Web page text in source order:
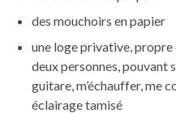
des mouchoirs en papier
une loge privative,
deux personnes, pouvant
guitare, m’échauffer, me
éclairage tamisé